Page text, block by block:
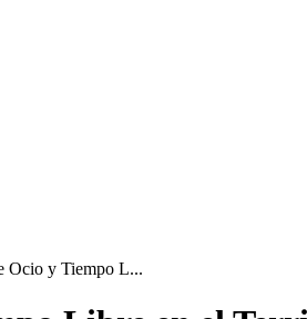
Ocio y Tiempo L...